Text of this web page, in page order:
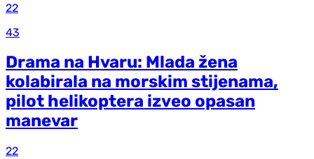
22
43
Drama na Hvaru: Mlada žena
kolabirala na morskim stijenama,
pilot helikoptera izveo opasan
manevar
22